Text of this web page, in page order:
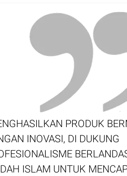
PRODUK
INOVASI, DI DUKUNG
ISLAM UNTUK